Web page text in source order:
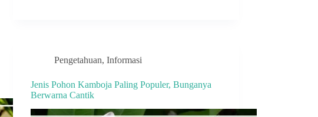
Pengetahuan,Informasi
Jenis Pohon Kamboja Paling Populer, Bunganya
Berwarna Cantik